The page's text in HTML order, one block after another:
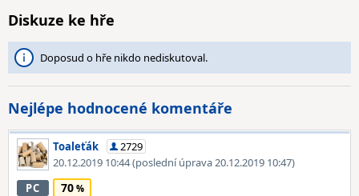
Diskuze ke hře
Doposud o hře nikdo nediskutoval.
Nejlépe hodnocené komentáře
Toaleťák
2729
20.12.2019 10:44(poslední úprava 20.12.2019 10:47)
PC
70